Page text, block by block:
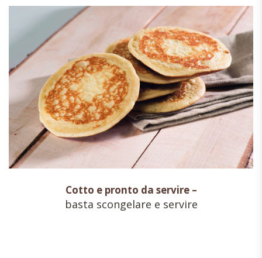
Cotto e pronto da servire –
basta scongelare e servire